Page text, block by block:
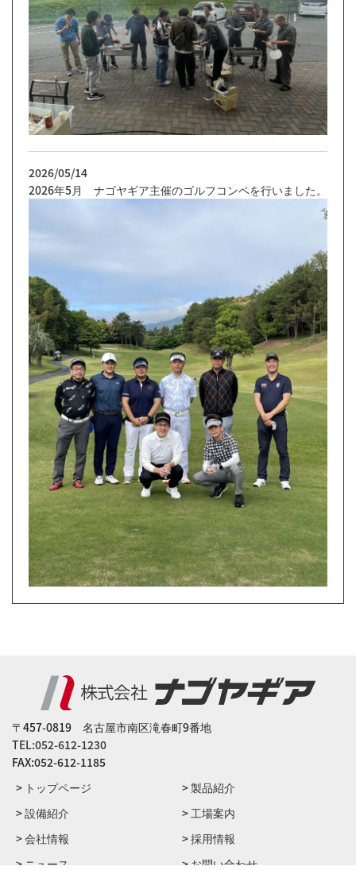
2026/05/14
2026年5月 ナゴヤギア主催のゴルフコンペを行いました。
〒457-0819 名古屋市南区滝春町9番地
TEL:052-612-1230
FAX:052-612-1185
> トップページ
> 製品紹介
> 設備紹介
> ⼯場案内
> 会社情報
> 採用情報
> ニュース
> お問い合わせ